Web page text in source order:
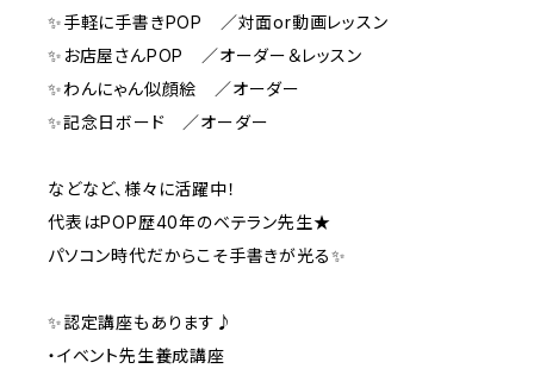
✨手軽に手書きPOP ／対面or動画レッスン
✨お店屋さんPOP ／オーダー＆レッスン
✨わんにゃん似顔絵 ／オーダー
✨記念日ボード ／オーダー
などなど、様々に活躍中！
代表はPOP歴40年のベテラン先生★
パソコン時代だからこそ手書きが光る✨
✨認定講座もあります♪
・イベント先生養成講座